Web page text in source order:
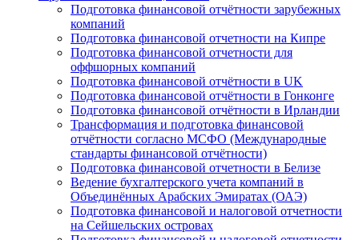
Подготовка финансовой отчётности зарубежных
компаний
Подготовка финансовой отчетности на Кипре
Подготовка финансовой отчетности для
оффшорных компаний
Подготовка финансовой отчётности в UK
Подготовка финансовой отчётности в Гонконге
Подготовка финансовой отчётности в Ирландии
Трансформация и подготовка финансовой
отчётности согласно МСФО (Международные
стандарты финансовой отчётности)
Подготовка финансовой отчетности в Белизе
Ведение бухгалтерского учета компаний в
Объединённых Арабских Эмиратах (ОАЭ)
Подготовка финансовой и налоговой отчетности
на Сейшельских островах